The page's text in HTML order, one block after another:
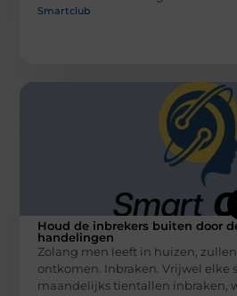
Smartclub
Houd de inbrekers buiten door
handelingen
Zolang men leeft in huizen,
ontkomen. Inbraken. Vrijwel elke
maandelijks tientallen inbraken,